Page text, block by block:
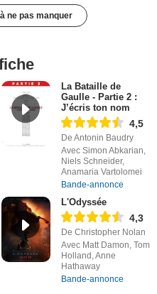
ne pas manquer
La Bataille de
Gaulle - Partie 2 :
J’écris ton nom
4,5
De Antonin Baudry
Avec Simon Abkarian,
Niels Schneider,
Anamaria Vartolomei
Bande-annonce
L'Odyssée
4,3
De Christopher Nolan
Avec Matt Damon, Tom
Holland, Anne
Hathaway
Bande-annonce